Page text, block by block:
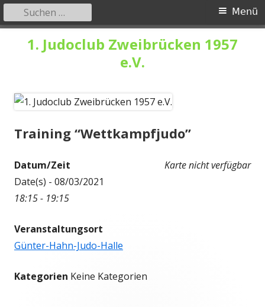
1. Judoclub Zweibrücken 1957
e.V.
Primäres
Menü
Menü
Suchen
nach:
Training “Wettkampfjudo”
Karte nicht verfügbar
Datum/Zeit
Date(s) - 08/03/2021
18:15 - 19:15
Veranstaltungsort
Günter-Hahn-Judo-Halle
Kategorien Keine Kategorien